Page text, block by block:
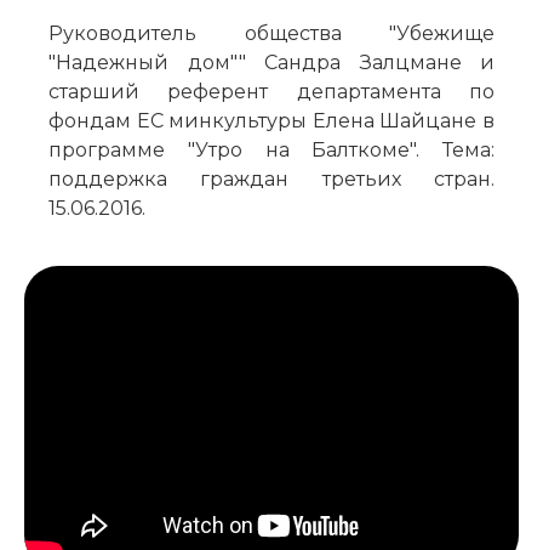
Руководитель общества "Убежище
"Надежный дом"" Сандра Залцмане и
старший референт департамента по
фондам ЕС минкультуры Елена Шайцане в
программе "Утро на Балткоме". Тема:
поддержка граждан третьих стран.
15.06.2016.